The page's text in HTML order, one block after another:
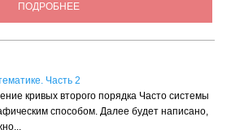
ПОДРОБНЕЕ
Часть 2
кривых второго порядка Часто системы
способом. Далее будет написано,